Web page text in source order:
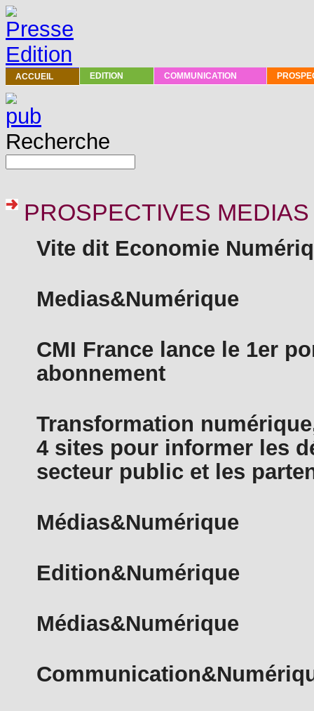
PRESSE EDITION COMMUNICATION
ACCUEIL
Recherche
PROSPECTIVES MEDIAS
Vite dit Economie
Medias&Numérique
CMI France lance le 1er
abonnement
Transformation
4 sites pour informer les
secteur public et les
Médias&Numérique
Edition&Numérique
Médias&Numérique